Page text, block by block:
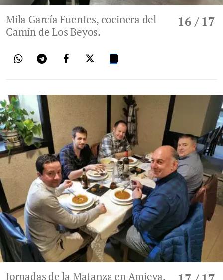
16 / 17
Mila García Fuentes, cocinera del
Camín de Los Beyos.
Jornadas de la Matanza en Amieva.